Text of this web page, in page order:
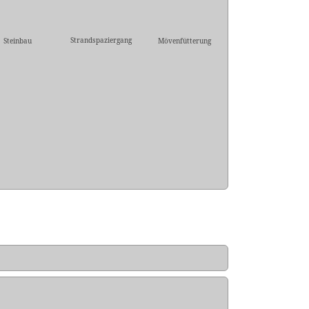
Steinbau Strandspaziergang Mövenfütterung